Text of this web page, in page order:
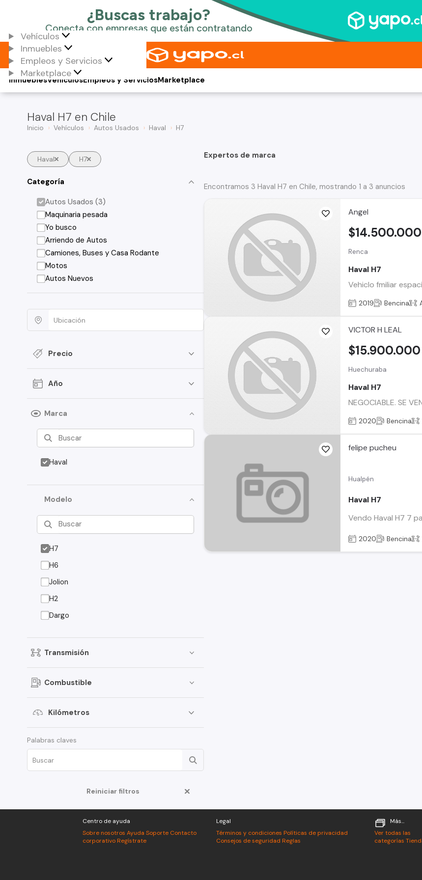
Vehículos
Inmuebles
Empleos y Servicios
Marketplace
Vehículos
Inmuebles Empleos y ServiciosMarketplace
Haval H7 en Chile
Inicio Vehículos Autos Usados Haval H7
Haval H7
Categoría
Autos Usados (3)
Maquinaria pesada
Yo busco
Arriendo de Autos
Camiones, Buses y Casa Rodante
Motos
Autos Nuevos
Precio
Año
Marca
Haval
Modelo
H7
H6
Jolion
H2
Dargo
Transmisión
Combustible
Kilómetros
Palabras claves
Reiniciar filtros
Expertos de marca
Encontramos 3 Haval H7 en Chile, mostrando 1 a 3 anuncios
Angel
Renca
Haval H7
Vehiclo fmiliar
$14.500.000
2019 Bencina
VICTOR H LEAL
Huechuraba
Haval H7
NEGOCIABLE. SE
$15.900.000
2020 Bencina
felipe pucheu
Hualpén
Haval H7
Vendo Haval H7 7
2020 Bencina
Centro de ayuda
Sobre nosotros Ayuda Soporte Contacto
corporativo Regístrate
Legal
Términos y condiciones Políticas de privacidad
Consejos de seguridad Reglas
Más...
Ver todas las
categorías